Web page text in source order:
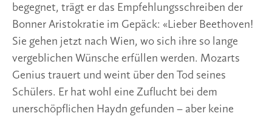
begegnet, trägt er das Empfehlungsschreiben der
Bonner Aristokratie im Gepäck: «Lieber Beethoven!
Sie gehen jetzt nach Wien, wo sich ihre so lange
vergeblichen Wünsche erfüllen werden. Mozarts
Genius trauert und weint über den Tod seines
Schülers. Er hat wohl eine Zuflucht bei dem
unerschöpflichen Haydn gefunden – aber keine